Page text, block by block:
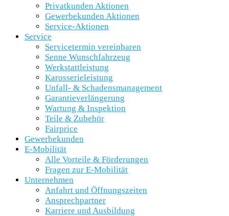
Privatkunden Aktionen
Gewerbekunden Aktionen
Service-Aktionen
Service
Servicetermin vereinbaren
Senne Wunschfahrzeug
Werkstattleistung
Karosserieleistung
Unfall- & Schadensmanagement
Garantieverlängerung
Wartung & Inspektion
Teile & Zubehör
Fairprice
Gewerbekunden
E-Mobilität
Alle Vorteile & Förderungen
Fragen zur E-Mobilität
Unternehmen
Anfahrt und Öffnungszeiten
Ansprechpartner
Karriere und Ausbildung